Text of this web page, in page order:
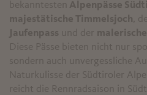
bekanntesten Alpenpässe
majestätische Timmelsjoch ,
Jaufenpass und der
Diese Pässe bieten nicht nur
sondern auch unvergessliche
Naturkulisse der Südtiroler
reicht die Rennradsaison in